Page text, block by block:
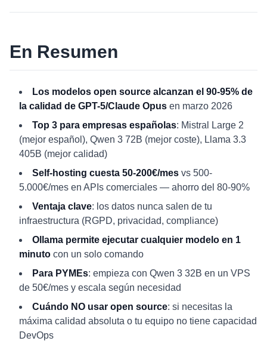
En Resumen
Los modelos open source alcanzan el 90-95% de
la calidad de GPT-5/Claude Opus en marzo 2026
Top 3 para empresas españolas: Mistral Large 2
(mejor español), Qwen 3 72B (mejor coste), Llama 3.3
405B (mejor calidad)
Self-hosting cuesta 50-200€/mes vs 500-
5.000€/mes en APIs comerciales — ahorro del 80-90%
Ventaja clave: los datos nunca salen de tu
infraestructura (RGPD, privacidad, compliance)
Ollama permite ejecutar cualquier modelo en 1
minuto con un solo comando
Para PYMEs: empieza con Qwen 3 32B en un VPS
de 50€/mes y escala según necesidad
Cuándo NO usar open source: si necesitas la
máxima calidad absoluta o tu equipo no tiene capacidad
DevOps